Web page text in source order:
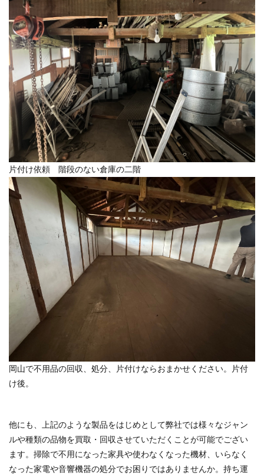
片付け依頼 階段のない倉庫の二階
岡山で不用品の回収、処分、片付けならおまかせください。片付
け後。
他にも、上記のような製品をはじめとして弊社では様々なジャン
ルや種類の品物を買取・回収させていただくことが可能でござい
ます。掃除で不用になった家具や使わなくなった機材、いらなく
なった家電や音響機器の処分でお困りではありませんか。持ち運